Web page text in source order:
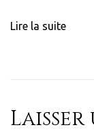
Lire la suite